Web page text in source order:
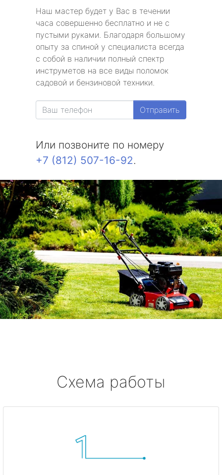
Наш мастер будет у Вас в течении
часа совершенно бесплатно и не с
пустыми руками. Благодаря большому
опыту за спиной у специалиста всегда
с собой в наличии полный спектр
инструметов на все виды поломок
садовой и бензиновой техники.
Отправить
Или позвоните по номеру
+7 (812) 507-16-92.
Схема работы